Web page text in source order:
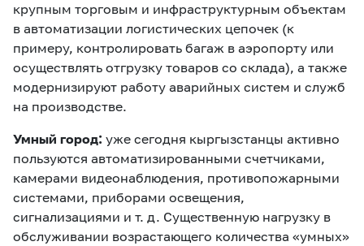
крупным торговым и инфраструктурным объектам
в автоматизации логистических цепочек (к
примеру, контролировать багаж в аэропорту или
осуществлять отгрузку товаров со склада), а также
модернизируют работу аварийных систем и служб
на производстве.
Умный город: уже сегодня кыргызстанцы активно
пользуются автоматизированными счетчиками,
камерами видеонаблюдения, противопожарными
системами, приборами освещения,
сигнализациями и т. д. Существенную нагрузку в
обслуживании возрастающего количества «умных»